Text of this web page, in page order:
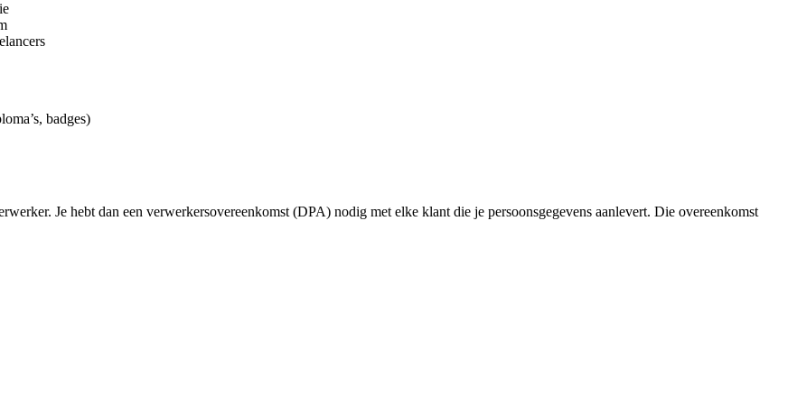
badges)
Je hebt dan een verwerkersovereenkomst (DPA) nodig met elke klant die je persoonsgegevens aanlevert. Die overeenkomst